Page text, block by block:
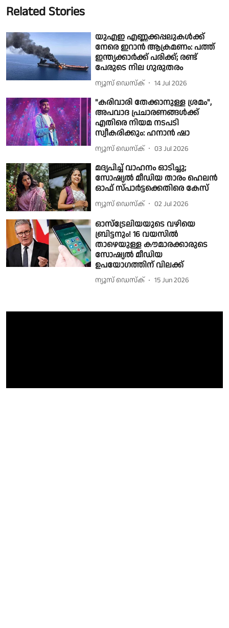
Related Stories
യുഎഇ എണ്ണക്കപ്പലുകൾക്ക്
നേരെ ഇറാൻ ആക്രമണം: പത്ത്
ഇന്ത്യക്കാർക്ക് പരിക്ക്; രണ്ട്
പേരുടെ നില ഗുരുതരം
ന്യൂസ് ഡെസ്ക് 14 Jul 2026
"കരിവാരി തേക്കാനുള്ള ശ്രമം",
അപവാദ പ്രചാരണങ്ങൾക്ക്
എതിരെ നിയമ നടപടി
സ്വീകരിക്കും: ഹനാൻ ഷാ
ന്യൂസ് ഡെസ്ക് 03 Jul 2026
മദ്യപിച്ച് വാഹനം ഓടിച്ചു;
സോഷ്യൽ മീഡിയ താരം ഹെലന്‍
ഓഫ് സ്പാര്‍ട്ടക്കെതിരെ കേസ്
ന്യൂസ് ഡെസ്ക് 02 Jul 2026
ഓസ്ട്രേലിയയുടെ വഴിയെ
ബ്രിട്ടനും! 16 വയസിൽ
താഴെയുള്ള കൗമാരക്കാരുടെ
സോഷ്യൽ മീഡിയ
ഉപയോഗത്തിന് വിലക്ക്
ന്യൂസ് ഡെസ്ക് 15 Jun 2026